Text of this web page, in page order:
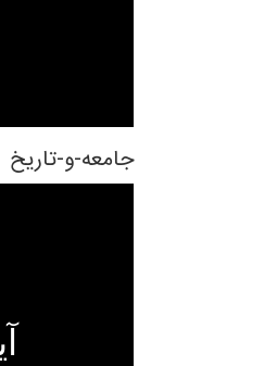
جامعه-و-تاریخ